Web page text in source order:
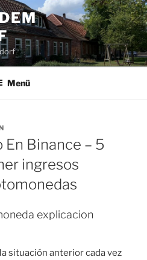
Menü
Binance – 5
ingresos
explicacion
situación anterior cada vez